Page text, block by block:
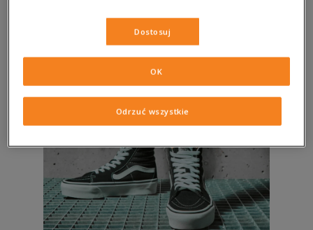
komfortowy design i w rezultacie stało się też nieodłącznym
elementem streetwearowych zestawów na co dzień. Dlatego
jeśli chcesz uzupełnić swoją kolekcję sneakersów – sprawdź
jakie buty skate męskie, damskie i juniorskie czekają w Sizeer i
znajdź idealny model.
Dostosuj
Odrzuć wszystkie
OK